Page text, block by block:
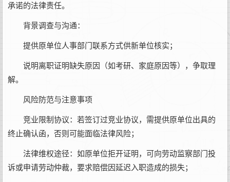
承诺的法律责任。‌‌
‌背景调查与沟通‌：
提供原单位人事部门联系方式供新单位核实；
说明离职证明缺失原因（如考研、家庭原因等），争取理
解。‌‌
‌风险防范与注意事项‌
‌竞业限制协议‌：若签订过竞业协议，需提供原单位出具的
终止确认函，否则可能面临法律风险；‌‌
‌法律维权途径‌：如原单位拒开证明，可向劳动监察部门投
诉或申请劳动仲裁，要求赔偿因延迟入职造成的损失；‌‌